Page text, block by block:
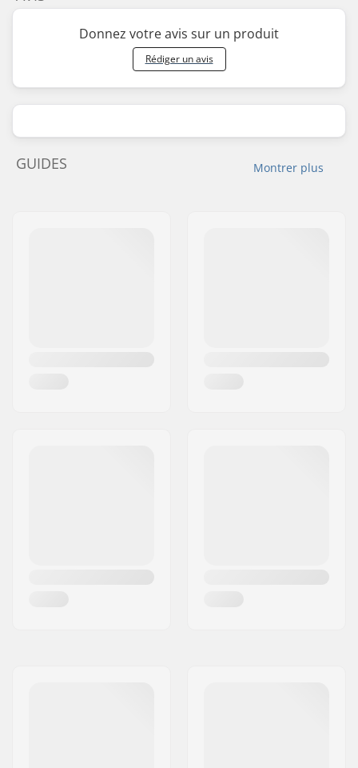
Donnez votre avis sur un produit
Rédiger un avis
Montrer plus
GUIDES